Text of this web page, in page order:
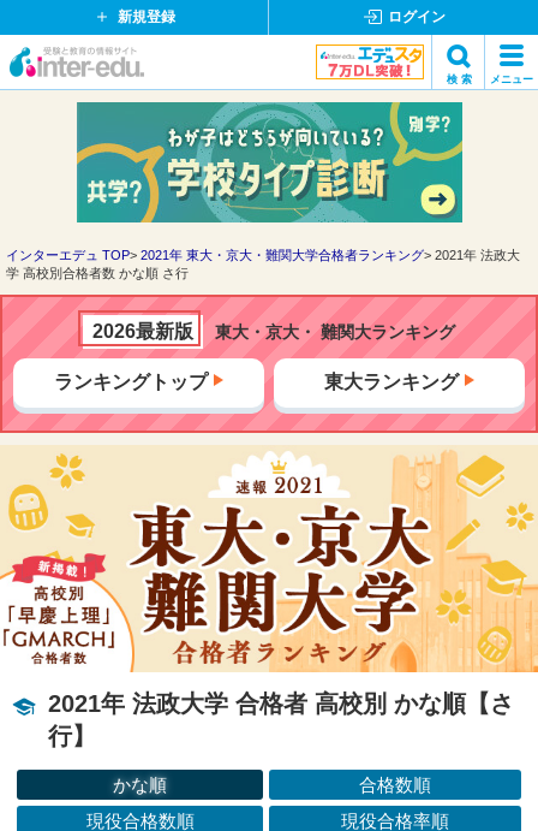
新規登録 ログイン
イ
ド
ッ
ト
検 索 メニュー
検索
インターエデュ TOP 2021年 東大・京大・難関大学合格者ランキング
2021年 法政大
学 高校別合格者数 かな順 さ行
2026最新版 東大・京大・ 難関大ランキング
ランキングトップ 東大ランキング
2021年 法政大学 合格者 高校別 かな順【さ
行】
かな順
合格数順
現役合格数順
現役合格率順